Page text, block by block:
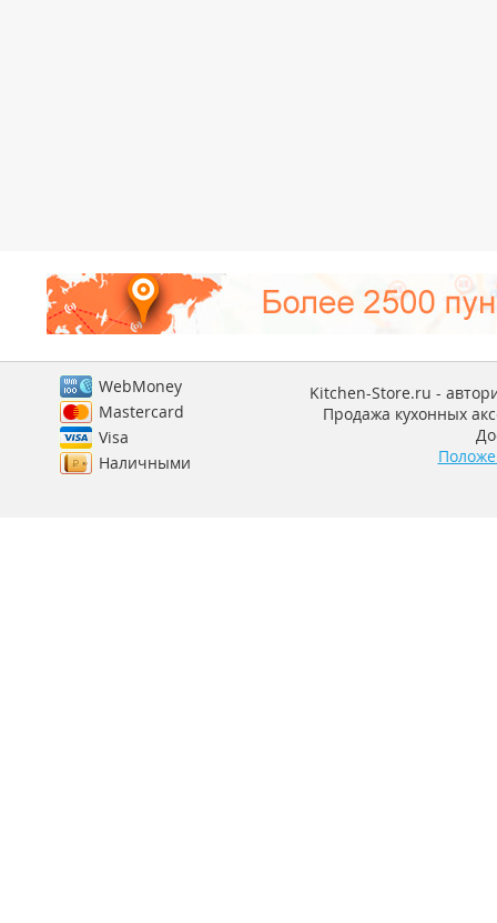
WebMoney
Mastercard
Visa
Наличными
Kitchen-Store.ru -
Продажа кухонных